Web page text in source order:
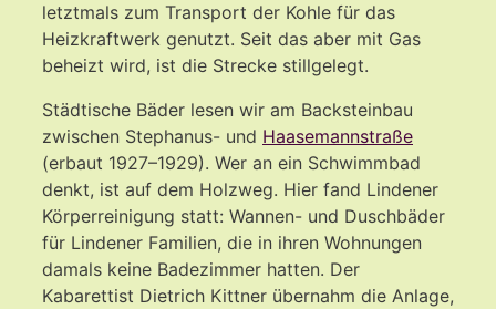
letztmals zum Transport der Kohle für das
Heizkraftwerk genutzt. Seit das aber mit Gas
beheizt wird, ist die Strecke stillgelegt.
Städtische Bäder lesen wir am Backsteinbau
zwischen Stephanus- und Haasemannstraße
(erbaut 1927–1929). Wer an ein Schwimmbad
denkt, ist auf dem Holzweg. Hier fand Lindener
Körperreinigung statt: Wannen- und Duschbäder
für Lindener Familien, die in ihren Wohnungen
damals keine Badezimmer hatten. Der
Kabarettist Dietrich Kittner übernahm die Anlage,